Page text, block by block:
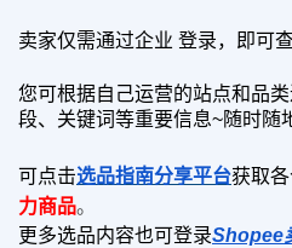
卖家仅需通过企业 登录，即可
您可根据自己运营的站点和品
段、关键词等重要信息~随时随
可点击选品指南分享平台获取
力商品。
更多选品内容也可登录Shopee